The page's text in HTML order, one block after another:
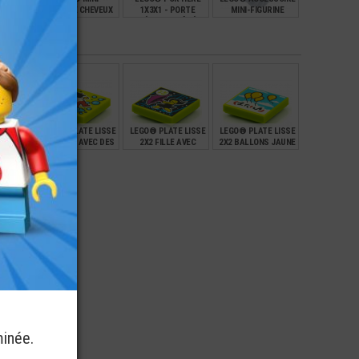
€
FIGURINE CHEVEUX
1,49
1X3X1 - PORTE
MINI-FIGURINE
LISSE
ETÉ
LEGO® PLATE LISSE
2X2 FILLE AVEC DES
LEGO® PLATE LISSE
2X2 FILLE AVEC
LEGO® PLATE LISSE
2X2 BALLONS JAUNE